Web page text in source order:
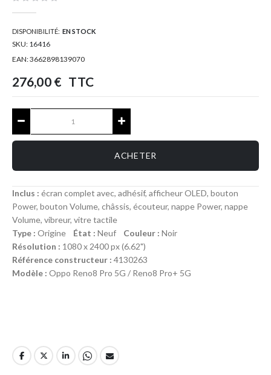
DISPONIBILITÉ: EN STOCK
SKU: 16416
EAN:3662898139070
276,00 € TTC
ACHETER
Inclus : écran complet avec, adhésif, afficheur OLED, bouton
Power, bouton Volume, châssis, écouteur, nappe Power, nappe
Volume, vibreur, vitre tactile
Type : Origine État : Neuf Couleur : Noir
Résolution : 1080 x 2400 px (6.62")
Référence constructeur : 4130263
Modèle : Oppo Reno8 Pro 5G / Reno8 Pro+ 5G